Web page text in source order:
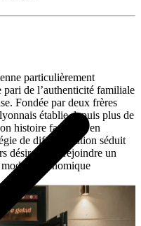
particulièrement
de l’authenticité familiale
Fondée par deux frères
établie depuis plus de
histoire familiale en
de différenciation séduit
désireux de rejoindre un
économique